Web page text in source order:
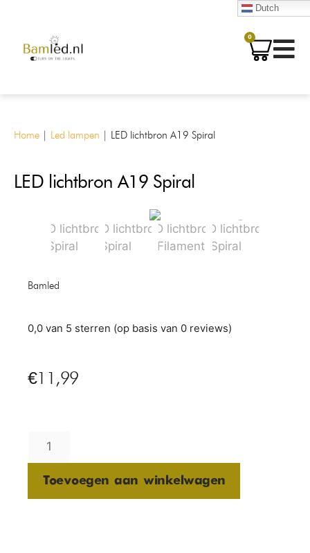
0
Home | Led lampen | LED lichtbron A19 Spiral
LED lichtbron A19 Spiral
Bamled
0,0 van 5 sterren (op basis van 0 reviews)
€11,99
Toevoegen aan winkelwagen
Dutch